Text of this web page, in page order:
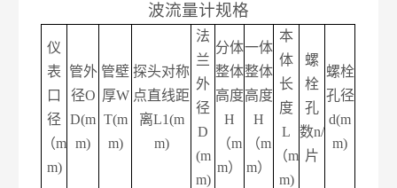
波流量计规格
仪
表
口
径
（m
m)
管外
径O
D(m
m)
管壁
厚W
T(m
m)
探头对称
点直线距
离L1(m
m)
法
兰
外
径
D
(m
m)
分体
整体
高度
H
（m
m）
一体
整体
高度
H
（m
m）
本
体
长
度
L
（m
m)
螺
栓
孔
数n/
片
螺栓
孔径
d(m
m)